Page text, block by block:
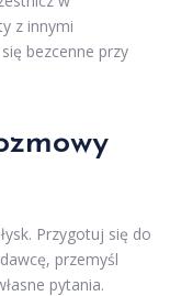
z innymi
bezcenne przy
Przygotuj się do
przemyśl
pytania.